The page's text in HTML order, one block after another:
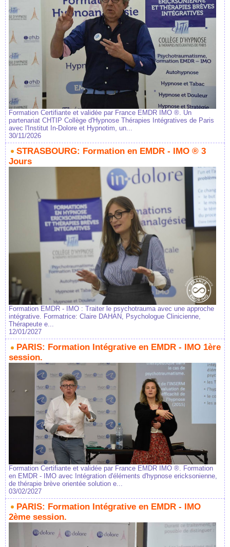
Formation Certifiante et validée par France EMDR IMO ®. Un
partenariat CHTIP Collège d'Hypnose Thérapies Intégratives de Paris
avec l'Institut In-Dolore et Hypnotim, un...
30/11/2026
STRASBOURG: Formation en EMDR - IMO ® 3
Jours
Formation EMDR - IMO : Traiter le psychotrauma avec une approche
intégrative. Formatrice: Claire DAHAN, Psychologue Clinicienne,
Thérapeute e...
12/01/2027
PARIS: Formation Intégrative en EMDR - IMO 1ère
session.
Formation Certifiante et validée par France EMDR IMO ®. Formation
en EMDR - IMO avec Intégration d'éléments d'hypnose ericksonienne,
de thérapie brève orientée solution e...
03/02/2027
PARIS: Formation Intégrative en EMDR - IMO
2ème session.